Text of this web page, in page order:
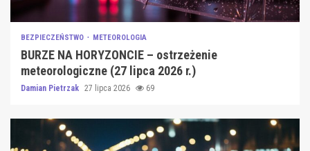
BEZPIECZEŃSTWO METEOROLOGIA
BURZE NA HORYZONCIE – ostrzeżenie
meteorologiczne (27 lipca 2026 r.)
Damian Pietrzak 27 lipca 2026 69